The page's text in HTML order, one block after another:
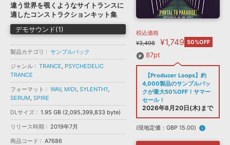
サンプルパック »
ソフトウェア／ツール »
DAW »
効果音 »
BGM »
特集 »
ニュースレター »
SONICWIREブログ »
製品サポート情報 »
DTMガイド »
FAQ »
お問い合わせ »
音楽カード
楽曲配信流通サービス
無償のサウンド管理ソフト
SONOCA
ソフト音源 プラグイン・エフェクト
ソフトウェア／ツール 効果音
フォーマット
ランキング
違う世界を覗くようなサイトランスに
適したコンストラクションキット集
デモサウンド(1)
製品カテゴリ
サンプルパック
ジャンル
TRANCE, PSYCHEDELIC
TRANCE
フォーマット
WAV, MIDI, SYLENTH1,
SERUM, SPIRE
DLサイズ
1.95 GB (2,095,399,833 byte)
リリース時期
2019年7月
商品コード
A7686
税込価格
¥3,498
¥1,749 50%OFF
87pt
【Producer Loops】約
4,000製品のサンプルパッ
クが最大50%OFF！サマー
セール！
2026年8月20日(木)まで
(現地定価：GBP 15.00) info